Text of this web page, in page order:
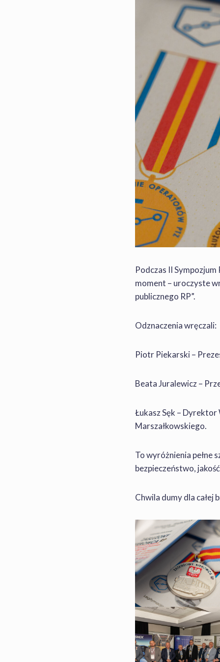
Podczas II
moment – uroczyste
publicznego RP”.
Odznaczenia wręczali:
Piotr Piekarski –
Beata Juralewicz –
Łukasz Sęk –
Marszałkowskiego.
To wyróżnienia pełne
bezpieczeństwo,
Chwila dumy dla całej